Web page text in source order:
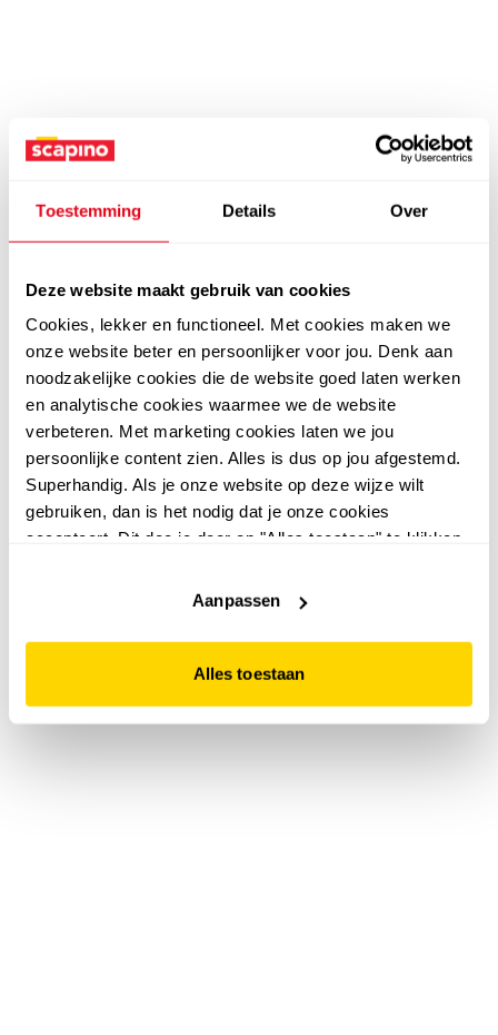
Toestemming Details Over
Deze website maakt gebruik van cookies
Cookies, lekker en functioneel. Met cookies maken we
onze website beter en persoonlijker voor jou. Denk aan
noodzakelijke cookies die de website goed laten werken
en analytische cookies waarmee we de website
verbeteren. Met marketing cookies laten we jou
persoonlijke content zien. Alles is dus op jou afgestemd.
Superhandig. Als je onze website op deze wijze wilt
gebruiken, dan is het nodig dat je onze cookies
accepteert. Dit doe je door op "Alles toestaan" te klikken.
website niet optimaal functioneert.
Aanpassen
Alles toestaan